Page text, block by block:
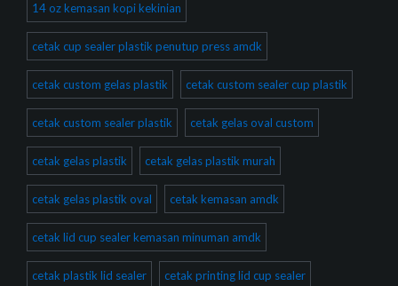
14 oz kemasan kopi kekinian
cetak cup sealer plastik penutup press amdk
cetak custom gelas plastik cetak custom sealer cup plastik
cetak custom sealer plastik cetak gelas oval custom
cetak gelas plastik cetak gelas plastik murah
cetak gelas plastik oval cetak kemasan amdk
cetak lid cup sealer kemasan minuman amdk
cetak plastik lid sealer cetak printing lid cup sealer